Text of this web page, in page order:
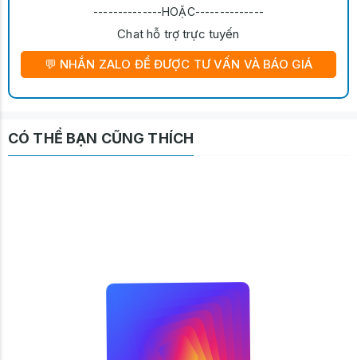
--------------HOẶC--------------
Chat hỗ trợ trực tuyến
💬 NHẮN ZALO ĐỂ ĐƯỢC TƯ VẤN VÀ BÁO GIÁ
CÓ THỂ BẠN CŨNG THÍCH